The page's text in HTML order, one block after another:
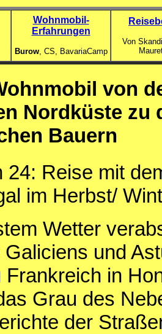
Wohnmobil-
Erfahrungen
Burow, CS, BavariaCamp
Von
von
Nordküste zu
Bauern
24: Reise mit
im Herbst/
Wetter
und
Frankreich in
Grau des
der